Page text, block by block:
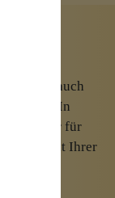
oft aber auch
Internet. In
Eckpfeiler für
mit Ihrer